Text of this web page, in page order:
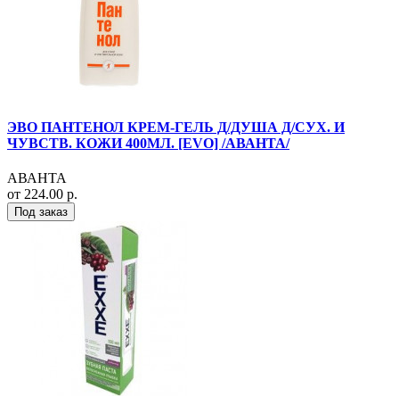
ЭВО ПАНТЕНОЛ КРЕМ-ГЕЛЬ Д/ДУША Д/СУХ. И
ЧУВСТВ. КОЖИ 400МЛ. [EVO] /АВАНТА/
АВАНТА
от 224.00 р.
Под заказ